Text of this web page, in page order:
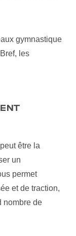
gymnastique
les
être la
un
permet
et de traction,
nombre de